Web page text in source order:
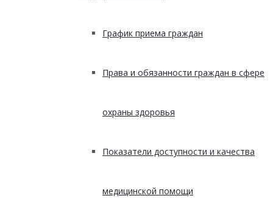
График приема граждан
Права и обязанности граждан в сфере
охраны здоровья
Показатели доступности и качества
медицинской помощи